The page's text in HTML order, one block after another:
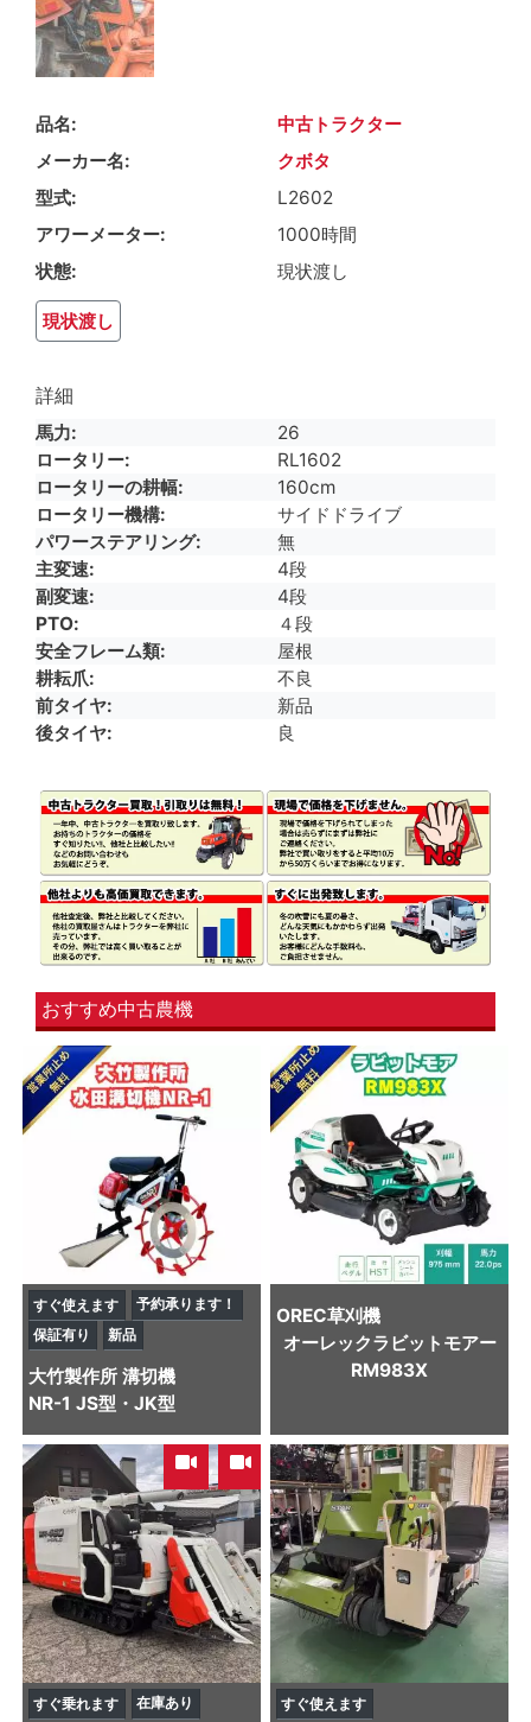
品名
中古トラクター
メーカー名
クボタ
型式
L2602
アワーメーター
1000時間
状態
現状渡し
現状渡し
詳細
馬力
26
ロータリー
RL1602
ロータリーの耕幅
160cm
ロータリー機構
サイドドライブ
パワーステアリング
無
主変速
4段
副変速
4段
PTO
４段
安全フレーム類
屋根
耕耘爪
不良
前タイヤ
新品
後タイヤ
良
おすすめ中古農機
すぐ使えます
予約承ります！
保証有り
新品
大竹製作所 溝切機
NR-1 JS型・JK型
OREC草刈機
オーレックラビットモアー
RM983X
,
すぐ乗れます 在庫あり すぐ使えます